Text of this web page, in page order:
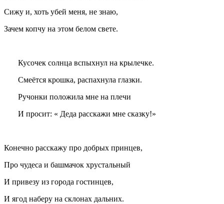
Сижу и, хоть убей меня, не знаю,
Зачем копчу на этом белом свете.
Кусочек солнца вспыхнул на крылечке.
Смеётся крошка, распахнула глазки.
Ручонки положила мне на плечи
И просит: « Деда расскажи мне сказку!»
Конечно расскажу про добрых принцев,
Про чудеса и башмачок хрустальный
И привезу из города гостинцев,
И ягод наберу на склонах дальних.